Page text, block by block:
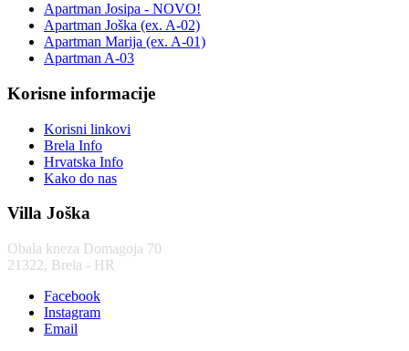
Apartman Josipa - NOVO!
Apartman Joška (ex. A-02)
Apartman Marija (ex. A-01)
Apartman A-03
Korisne informacije
Korisni linkovi
Brela Info
Hrvatska Info
Kako do nas
Villa Joška
Obala kneza Domagoja 70
21322, Brela - HR
Facebook
Instagram
Email